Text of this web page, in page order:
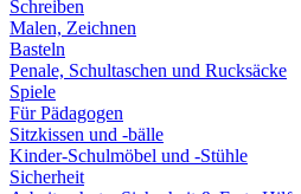
Schreiben
Malen, Zeichnen
Basteln
Penale, Schultaschen und Rucksäcke
Spiele
Für Pädagogen
Sitzkissen und -bälle
Kinder-Schulmöbel und -Stühle
Sicherheit